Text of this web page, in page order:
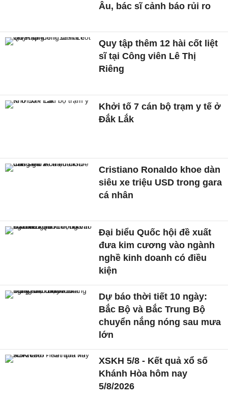
Âu, bác sĩ cảnh báo rủi ro
Quy tập thêm 12 hài cốt liệt
sĩ tại Công viên Lê Thị
Riêng
Khởi tố 7 cán bộ trạm y tế ở
Đắk Lắk
Cristiano Ronaldo khoe dàn
siêu xe triệu USD trong gara
cá nhân
Đại biểu Quốc hội đề xuất
đưa kim cương vào ngành
nghề kinh doanh có điều
kiện
Dự báo thời tiết 10 ngày:
Bắc Bộ và Bắc Trung Bộ
chuyển nắng nóng sau mưa
lớn
XSKH 5/8 - Kết quả xổ số
Khánh Hòa hôm nay
5/8/2026